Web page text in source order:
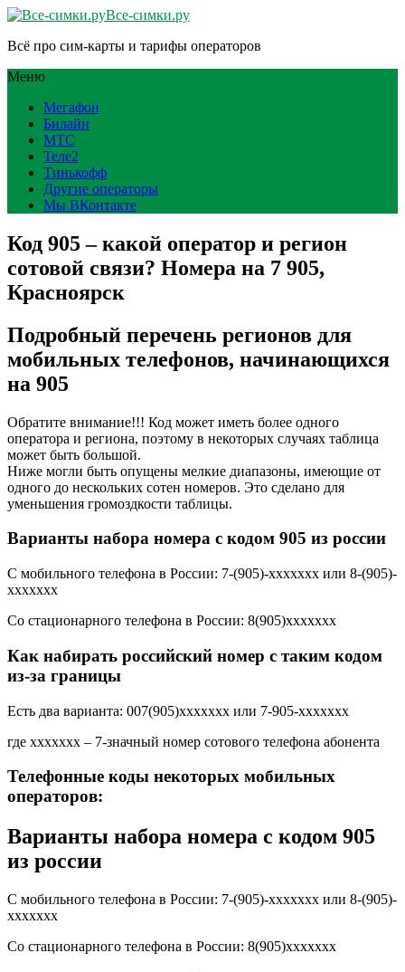
Все-симки.ру
Всё про сим-карты и тарифы операторов
Меню
Мегафон
Билайн
МТС
Теле2
Тинькофф
Другие операторы
Мы ВКонтакте
Код 905 – какой оператор и регион
сотовой связи? Номера на 7 905,
Красноярск
Подробный перечень регионов для
мобильных телефонов, начинающихся
на 905
Обратите внимание!!! Код может иметь более одного
оператора и региона, поэтому в некоторых случаях таблица
может быть большой.
Ниже могли быть опущены мелкие диапазоны, имеющие от
одного до нескольких сотен номеров. Это сделано для
уменьшения громоздкости таблицы.
Варианты набора номера с кодом 905 из россии
С мобильного телефона в России: 7-(905)-xxxxxxx или 8-(905)-
xxxxxxx
Со стационарного телефона в России: 8(905)xxxxxxx
Как набирать российский номер с таким кодом
из-за границы
Есть два варианта: 007(905)xxxxxxx или 7-905-xxxxxxx
где xxxxxxx – 7-значный номер сотового телефона абонента
Телефонные коды некоторых мобильных
операторов:
Варианты набора номера с кодом 905
из россии
С мобильного телефона в России: 7-(905)-xxxxxxx или 8-(905)-
xxxxxxx
Со стационарного телефона в России: 8(905)xxxxxxx